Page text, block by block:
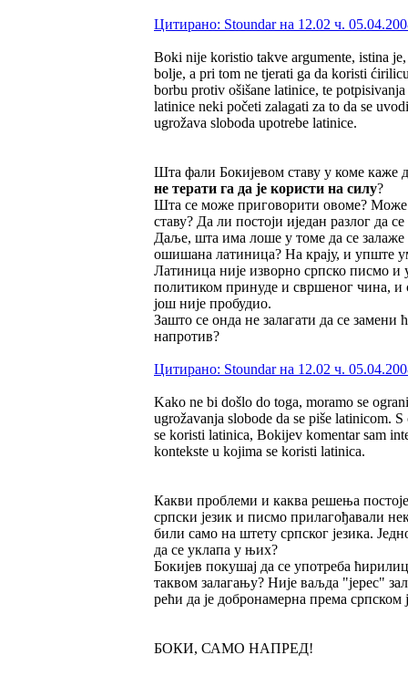
Цитирано: Stoundar на 12.02 ч.
Boki nije koristio takve argumente, istina
bolje, a pri tom ne tjerati ga da koristi
borbu protiv ošišane latinice, te
latinice neki početi zalagati za to da se
ugrožava sloboda upotrebe latinice.
Шта фали Бокијевом ставу у коме каже
не терати га да је користи на силу?
Шта се може приговорити овоме?
ставу? Да ли постоји иједан разлог да
Даље, шта има лоше у томе да се залаже
ошишана латиница? На крају, и упште
Латиница није изворно српско писмо
политиком принуде и свршеног чина, и
још није пробудио.
Зашто се онда не залагати да се
напротив?
Цитирано: Stoundar на 12.02 ч.
Kako ne bi došlo do toga, moramo se
ugrožavanja slobode da se piše latinicom.
se koristi latinica, Bokijev komentar sam
kontekste u kojima se koristi latinica.
Какви проблеми и каква решења постоје
српски језик и писмо прилагођавали
били само на штету српског језика.
да се уклапа у њих?
Бокијев покушај да се употреба
таквом залагању? Није ваљда "јерес"
рећи да је добронамерна према српском
БОКИ, САМО НАПРЕД!